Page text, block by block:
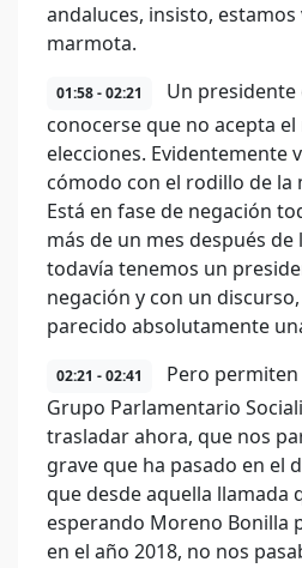
andaluces, insisto,
marmota.
01:58 - 02:21
Un
conocerse que no acepta
elecciones. Evidentemente
cómodo con el rodillo de la
Está en fase de negación
más de un mes después de
todavía tenemos un
negación y con un
parecido absolutamente
02:21 - 02:41
Pero
Grupo Parlamentario
trasladar ahora, que nos
grave que ha pasado en el
que desde aquella llamada
esperando Moreno Bonilla
en el año 2018, no nos